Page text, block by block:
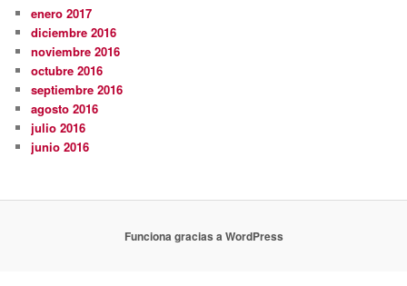
enero 2017
diciembre 2016
noviembre 2016
octubre 2016
septiembre 2016
agosto 2016
julio 2016
junio 2016
Funciona gracias a WordPress